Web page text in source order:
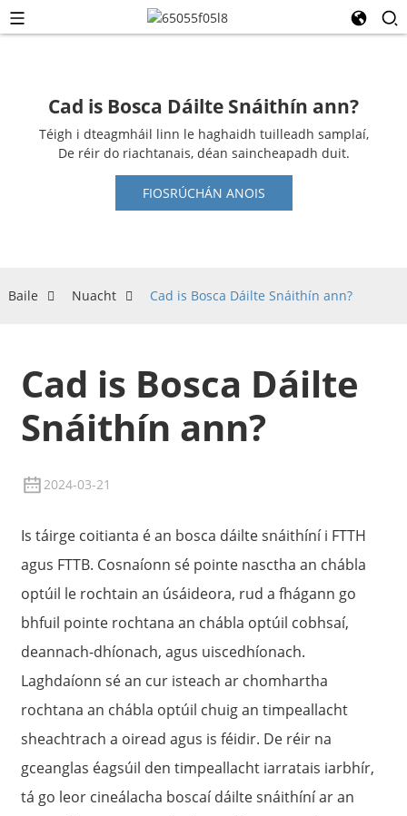
Cad is Bosca Dáilte Snáithín ann?
Téigh i dteagmháil linn le haghaidh tuilleadh samplaí,
De réir do riachtanais, déan saincheapadh duit.
FIOSRÚCHÁN ANOIS
Baile Nuacht Cad is Bosca Dáilte Snáithín ann?
Cad is Bosca Dáilte
Snáithín ann?
2024-03-21
Is táirge coitianta é an bosca dáilte snáithíní i FTTH
agus FTTB. Cosnaíonn sé pointe nasctha an chábla
optúil le rochtain an úsáideora, rud a fhágann go
bhfuil pointe rochtana an chábla optúil cobhsaí,
deannach-dhíonach, agus uiscedhíonach.
Laghdaíonn sé an cur isteach ar chomhartha
rochtana an chábla optúil chuig an timpeallacht
sheachtrach a oiread agus is féidir. De réir na
gceanglas éagsúil den timpeallacht iarratais iarbhír,
tá go leor cineálacha boscaí dáilte snáithíní ar an